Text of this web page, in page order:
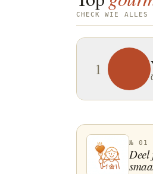
CHECK WIE ALLES
1
№ 01
Deel